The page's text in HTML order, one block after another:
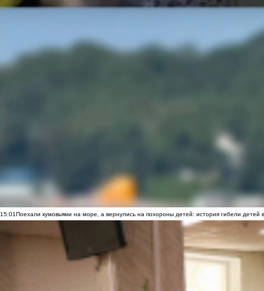
15:01Поехали кумовьями на море, а вернулись на похороны детей: история гибели детей